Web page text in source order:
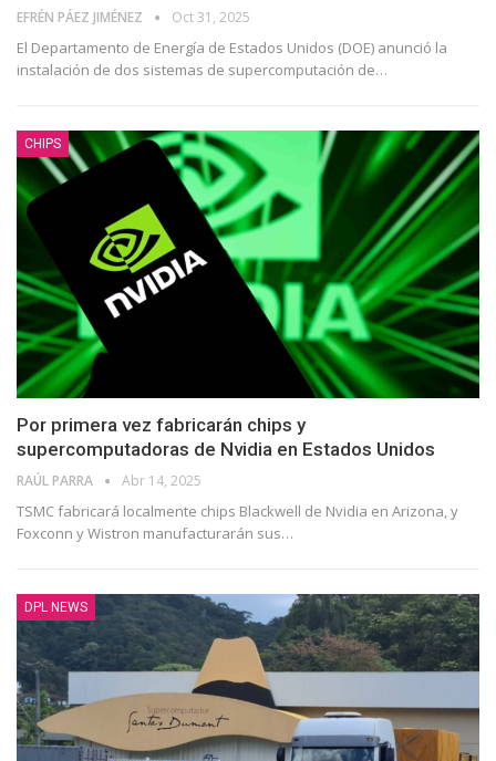
EFRÉN PÁEZ JIMÉNEZ Oct 31, 2025
El Departamento de Energía de Estados Unidos (DOE) anunció la
instalación de dos sistemas de supercomputación de…
CHIPS
Por primera vez fabricarán chips y
supercomputadoras de Nvidia en Estados Unidos
RAÚL PARRA Abr 14, 2025
TSMC fabricará localmente chips Blackwell de Nvidia en Arizona, y
Foxconn y Wistron manufacturarán sus…
DPL NEWS